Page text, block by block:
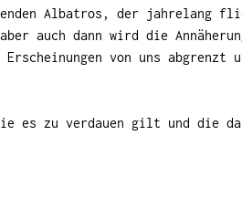
Albatros, der jahrelang
auch dann wird die
von uns abgrenzt
es zu verdauen gilt und die